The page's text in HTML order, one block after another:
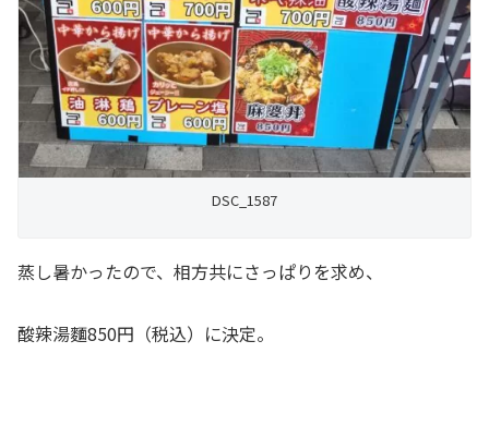
DSC_1587
蒸し暑かったので、相方共にさっぱりを求め、
酸辣湯麵850円（税込）に決定。